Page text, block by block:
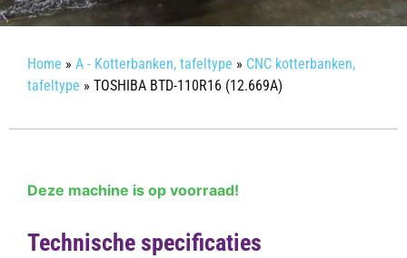
Home » A - Kotterbanken, tafeltype » CNC kotterbanken,
tafeltype » TOSHIBA BTD-110R16 (12.669A)
Deze machine is op voorraad!
Technische specificaties